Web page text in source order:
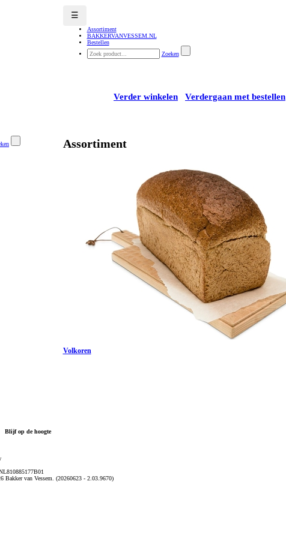
☰
Assortiment
BAKKERVANVESSEM.NL
Bestellen
Zoeken
Verder winkelen Verdergaan met bestellen
Assortiment
Volkoren
Blijf op de hoogte
Bakker van Vessem. (20260623 - 2.03.9670)